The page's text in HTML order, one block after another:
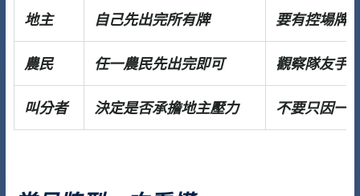
地主 自己先出完所有牌 要有控場牌
農民 任一農民先出完即可 觀察隊友手
叫分者 決定是否承擔地主壓力 不要只因一